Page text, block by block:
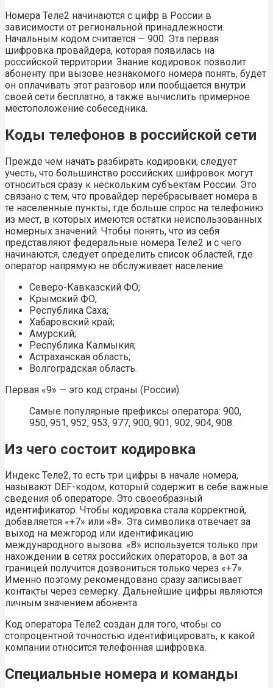
Номера Теле2 начинаются с цифр в России в
зависимости от региональной принадлежности.
Начальным кодом считается — 900. Эта первая
шифровка провайдера, которая появилась на
российской территории. Знание кодировок позволит
абоненту при вызове незнакомого номера понять, будет
он оплачивать этот разговор или пообщается внутри
своей сети бесплатно, а также вычислить примерное
местоположение собеседника.
Коды телефонов в российской сети
Прежде чем начать разбирать кодировки, следует
учесть, что большинство российских шифровок могут
относиться сразу к нескольким субъектам России. Это
связано с тем, что провайдер перебрасывает номера в
те населенные пункты, где больше спрос на телефонию
из мест, в которых имеются остатки неиспользованных
номерных значений. Чтобы понять, что из себя
представляют федеральные номера Теле2 и с чего
начинаются, следует определить список областей, где
оператор напрямую не обслуживает население:
Северо-Кавказский ФО;
Крымский ФО;
Республика Саха;
Хабаровский край;
Амурский;
Республика Калмыкия;
Астраханская область;
Волгоградская область.
Первая «9» — это код страны (России).
Самые популярные префиксы оператора: 900,
950, 951, 952, 953, 977, 900, 901, 902, 904, 908.
Из чего состоит кодировка
Индекс Теле2, то есть три цифры в начале номера,
называют DEF-кодом, который содержит в себе важные
сведения об операторе. Это своеобразный
идентификатор. Чтобы кодировка стала корректной,
добавляется «+7» или «8». Эта символика отвечает за
выход на межгород или идентификацию
международного вызова. «8» используется только при
нахождении в сетях российских операторов, а вот за
границей получится дозвониться только через «+7».
Именно поэтому рекомендовано сразу записывает
контакты через семерку. Дальнейшие цифры являются
личным значением абонента.
Код оператора Теле2 создан для того, чтобы со
стопроцентной точностью идентифицировать, к какой
компании относится телефонная шифровка.
Специальные номера и команды